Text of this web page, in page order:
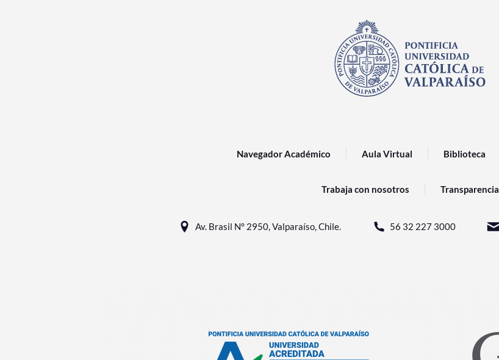
Navegador Académico Aula Virtual Biblioteca
Trabaja con nosotros Transparencia
Av. Brasil N° 2950, Valparaíso, Chile. 56 32 227 3000